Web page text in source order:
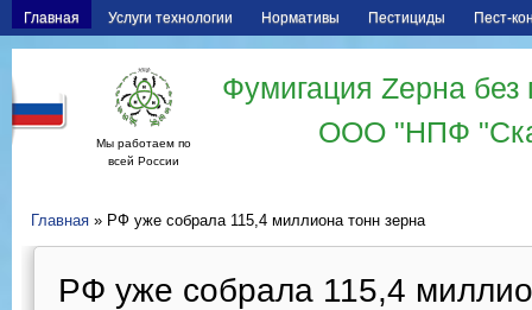
Главная Услуги технологии Нормативы Пестициды Пест-
Мы работаем по
всей России
Фумигация Zерна
ООО "НПФ
Главная » РФ уже собрала 115,4 миллиона тонн зерна
РФ уже собрала 115,4